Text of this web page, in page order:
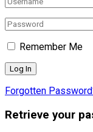
Remember Me
Forgotten
Retrieve your